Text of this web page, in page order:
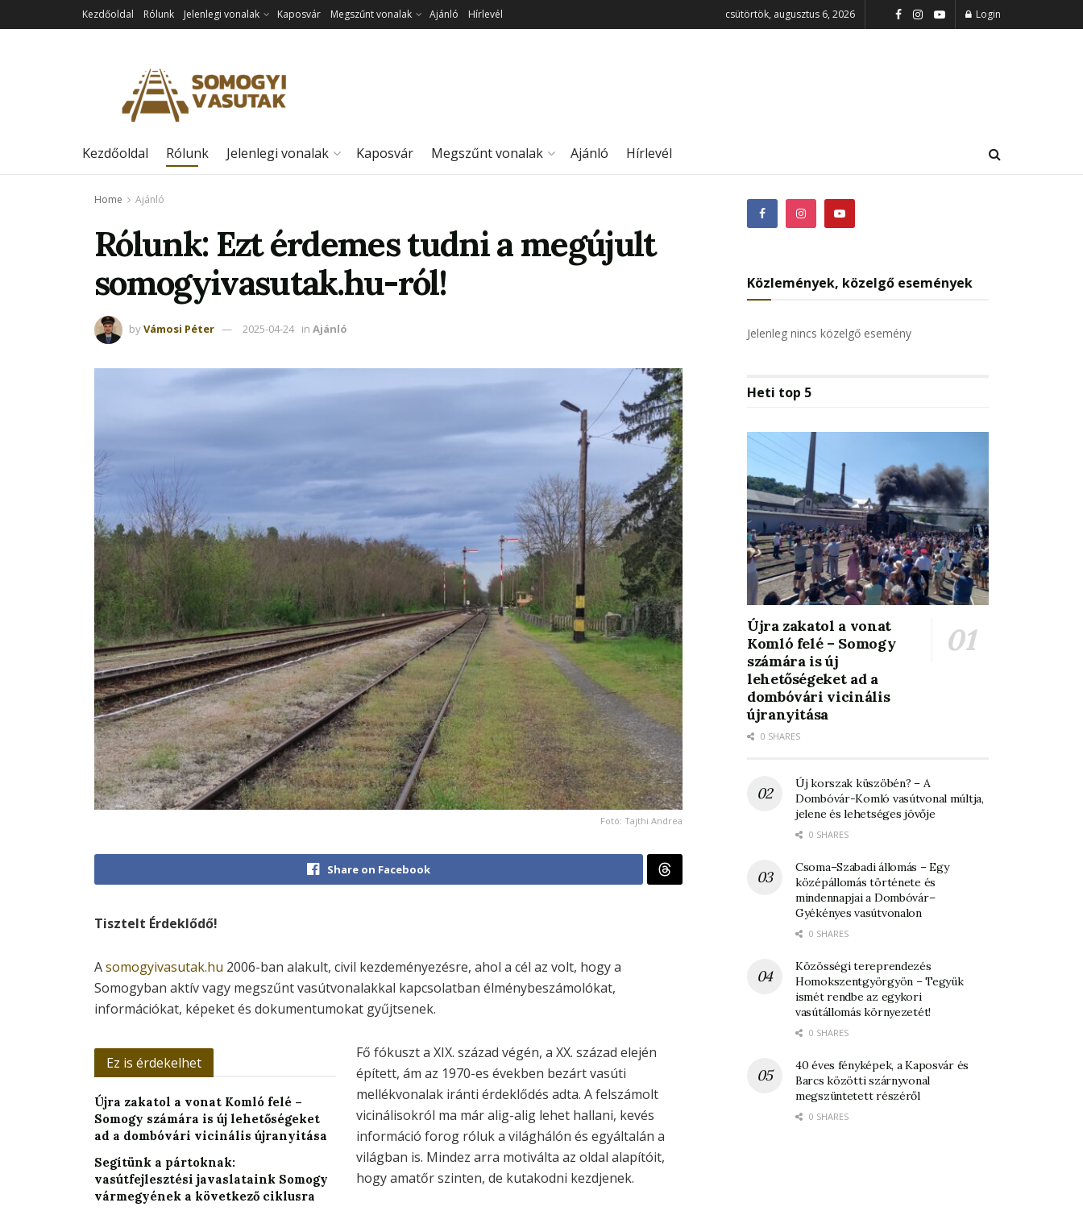
Kezdőoldal Rólunk Jelenlegi vonalak Kaposvár Megszűnt vonalak Ajánló Hírlevél csütörtök, augusztus 6, 2026 Login
Kezdőoldal Rólunk Jelenlegi vonalak Kaposvár Megszűnt vonalak Ajánló Hírlevél
Home Ajánló
Rólunk: Ezt érdemes tudni a megújult
somogyivasutak.hu-ról!
byVámosi Péter 2025-04-24 in Ajánló
Fotó: Tajthi Andrea
Share on Facebook
Tisztelt Érdeklődő!
Asomogyivasutak.hu 2006-ban alakult, civil kezdeményezésre, ahol a cél az volt, hogy a
Somogyban aktív vagy megszűnt vasútvonalakkal kapcsolatban élménybeszámolókat,
információkat, képeket és dokumentumokat gyűjtsenek.
Ez is érdekelhet
Újra zakatol a vonat Komló felé –
Somogy számára is új lehetőségeket
ad a dombóvári vicinális újranyitása
Segítünk a pártoknak:
vasútfejlesztési javaslataink Somogy
vármegyének a következő ciklusra
Fő fókuszt a XIX. század végén, a XX. század elején
épített, ám az 1970-es években bezárt vasúti
mellékvonalak iránti érdeklődés adta. A felszámolt
vicinálisokról ma már alig-alig lehet hallani, kevés
információ forog róluk a világhálón és egyáltalán a
világban is. Mindez arra motiválta az oldal alapítóit,
hogy amatőr szinten, de kutakodni kezdjenek.
Közlemények, közelgő események
Jelenleg nincs közelgő esemény
Heti top 5
Újra zakatol a vonat
Komló felé – Somogy
számára is új
lehetőségeket ad a
dombóvári vicinális
újranyitása
0 SHARES
Új korszak küszöbén? – A
Dombóvár-Komló vasútvonal múltja,
jelene és lehetséges jövője
0 SHARES
Csoma–Szabadi állomás – Egy
középállomás története és
mindennapjai a Dombóvár–
Gyékényes vasútvonalon
0 SHARES
Közösségi tereprendezés
Homokszentgyörgyön – Tegyük
ismét rendbe az egykori
vasútállomás környezetét!
0 SHARES
40 éves fényképek, a Kaposvár és
Barcs közötti szárnyvonal
megszüntetett részéről
0 SHARES